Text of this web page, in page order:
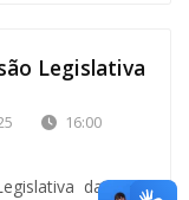
Legislativa
16:00
da 168ª